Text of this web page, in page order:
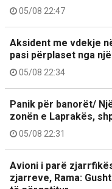
05/08 22:47
Aksident me vdekje
pasi përplaset nga
05/08 22:34
Panik për banorët/
zonën e Laprakës,
05/08 22:31
Avioni i parë
zjarreve, Rama: